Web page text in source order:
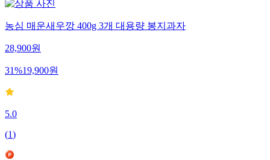
농심 매운새우깡 400g 3개 대용량 봉지과자
28,900원
31%19,900원
5.0
(1)